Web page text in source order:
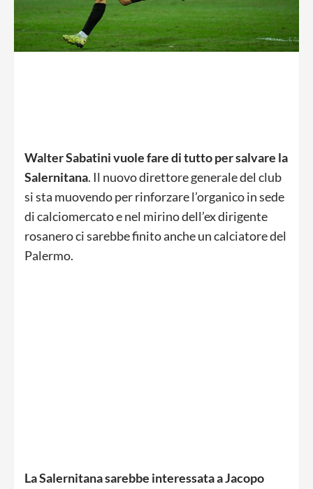
Walter Sabatini vuole fare di tutto per salvare la
Salernitana. Il nuovo direttore generale del club
si sta muovendo per rinforzare l’organico in sede
di calciomercato e nel mirino dell’ex dirigente
rosanero ci sarebbe finito anche un calciatore del
Palermo.
La Salernitana sarebbe interessata a Jacopo